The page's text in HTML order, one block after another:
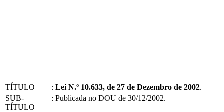
TÍTULO : Lei N.º 10.633, de 27 de Dezembro de 2002.
SUB-
TÍTULO
: Publicada no DOU de 30/12/2002.